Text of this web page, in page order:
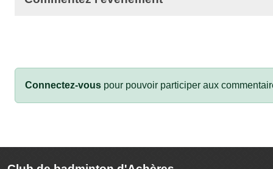
Connectez-vous pour pouvoir participer aux